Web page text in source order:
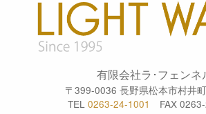
有限会社ラ･フェンネ
〒399-0036 長野県松本市村井
TEL 0263-24-1001 FAX